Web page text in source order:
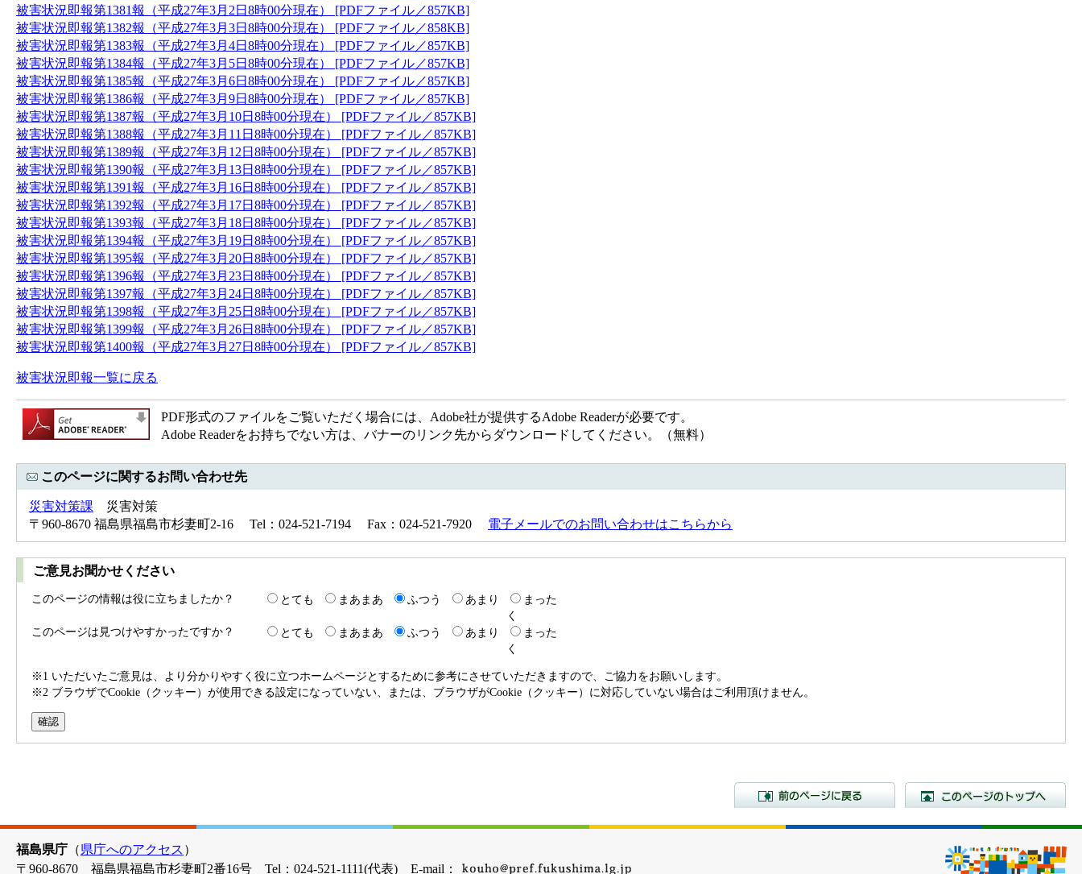
被害状況即報第1381報（平成27年3月2日8時00分現在） [PDFファイル／857KB]
被害状況即報第1382報（平成27年3月3日8時00分現在） [PDFファイル／858KB]
被害状況即報第1383報（平成27年3月4日8時00分現在） [PDFファイル／857KB]
被害状況即報第1384報（平成27年3月5日8時00分現在） [PDFファイル／857KB]
被害状況即報第1385報（平成27年3月6日8時00分現在） [PDFファイル／857KB]
被害状況即報第1386報（平成27年3月9日8時00分現在） [PDFファイル／857KB]
被害状況即報第1387報（平成27年3月10日8時00分現在） [PDFファイル／857KB]
被害状況即報第1388報（平成27年3月11日8時00分現在） [PDFファイル／857KB]
被害状況即報第1389報（平成27年3月12日8時00分現在） [PDFファイル／857KB]
被害状況即報第1390報（平成27年3月13日8時00分現在） [PDFファイル／857KB]
被害状況即報第1391報（平成27年3月16日8時00分現在） [PDFファイル／857KB]
被害状況即報第1392報（平成27年3月17日8時00分現在） [PDFファイル／857KB]
被害状況即報第1393報（平成27年3月18日8時00分現在） [PDFファイル／857KB]
被害状況即報第1394報（平成27年3月19日8時00分現在） [PDFファイル／857KB]
被害状況即報第1395報（平成27年3月20日8時00分現在） [PDFファイル／857KB]
被害状況即報第1396報（平成27年3月23日8時00分現在） [PDFファイル／857KB]
被害状況即報第1397報（平成27年3月24日8時00分現在） [PDFファイル／857KB]
被害状況即報第1398報（平成27年3月25日8時00分現在） [PDFファイル／857KB]
被害状況即報第1399報（平成27年3月26日8時00分現在） [PDFファイル／857KB]
被害状況即報第1400報（平成27年3月27日8時00分現在） [PDFファイル／857KB]
被害状況即報一覧に戻る
PDF形式のファイルをご覧いただく場合には、Adobe社が提供するAdobe Readerが必要です。
Adobe Readerをお持ちでない方は、バナーのリンク先からダウンロードしてください。（無料）
このページに関するお問い合わせ先
災害対策課 災害対策
〒960-8670 福島県福島市杉妻町2-16 Tel：024-521-7194 Fax：024-521-7920 電子メールでのお問い合わせはこちらから
ご意見お聞かせください
このページの情報は役に立ちましたか？ とても まあまあ ふつう あまり
まった
く
このページは見つけやすかったですか？
とても まあまあ ふつう あまり
まった
く
※1 いただいたご意見は、より分かりやすく役に立つホームページとするために参考にさせていただきますので、ご協力をお願いします。
※2 ブラウザでCookie（クッキー）が使用できる設定になっていない、または、ブラウザがCookie（クッキー）に対応していない場合はご利用頂けません。
前のページに戻る
福島県庁 （県庁へのアクセス ）
〒960-8670 福島県福島市杉妻町2番16号 Tel：024-521-1111(代表) E-mail：